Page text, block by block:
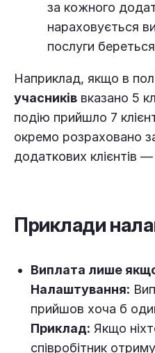
за кожного
нараховується
послуги
Наприклад, якщо в
учасників вказано 5
подію прийшло 7
окремо розраховано
додаткових клієнтів
Приклади
Виплата лише
Налаштування:
прийшов хоча б
Приклад: Якщо
співробітник